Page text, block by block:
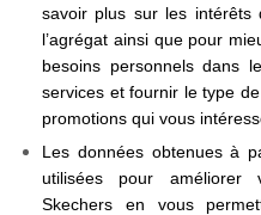
savoir plus sur les intérêts
l’agrégat ainsi que pour
besoins personnels dans
services et fournir le type
promotions qui vous
Les données obtenues à
utilisées pour améliorer
Skechers en vous